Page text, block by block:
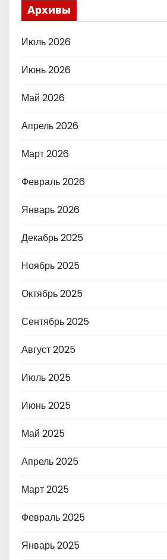
Архивы
Июль 2026
Июнь 2026
Май 2026
Апрель 2026
Март 2026
Февраль 2026
Январь 2026
Декабрь 2025
Ноябрь 2025
Октябрь 2025
Сентябрь 2025
Август 2025
Июль 2025
Июнь 2025
Май 2025
Апрель 2025
Март 2025
Февраль 2025
Январь 2025